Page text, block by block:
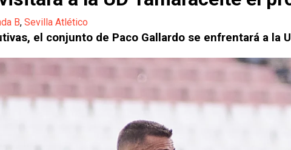
B, Sevilla Atlético
el conjunto de Paco Gallardo se enfrentará a la